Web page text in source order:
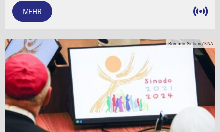
MEHR
Romano Siciliani/KNA